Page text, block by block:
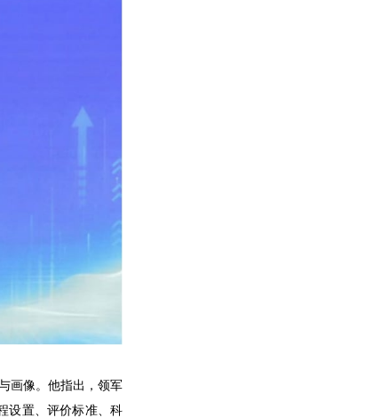
画像。他指出，领军
设置、评价标准、科